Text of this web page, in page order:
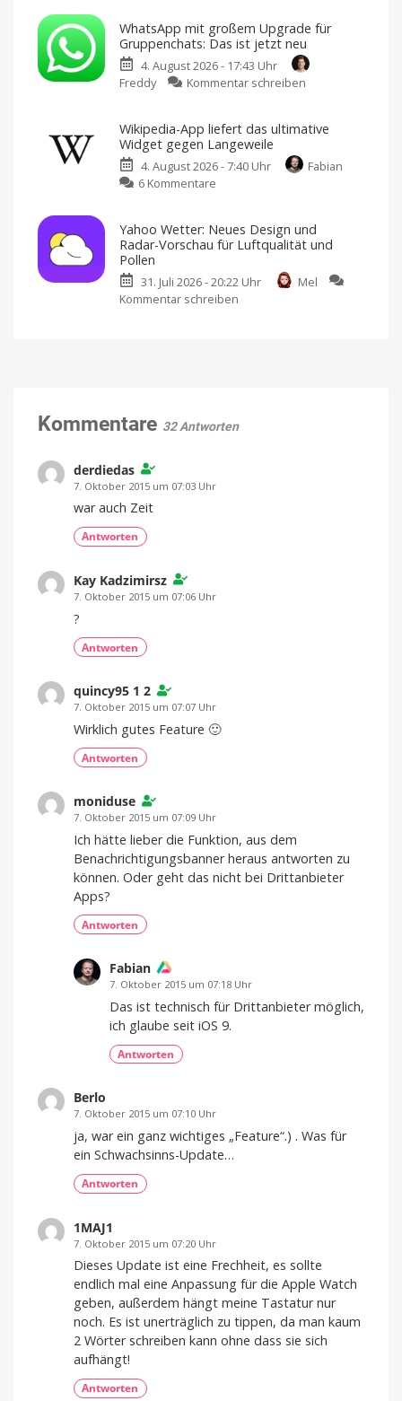
Level
Weitere
und
In-
Bluesky-
Client
kann
jetzt
als
Feed
speichern
laden
WhatsApp mit großem Upgrade für
Gruppenchats: Das ist jetzt neu
4. August 2026 - 17:43 Uhr
Freddy
Kommentar schreiben
großem
für
jetzt
neu
Abstimmungen,
@alle
Wikipedia-App liefert das ultimative
Widget gegen Langeweile
4. August 2026 - 7:40 Uhr
Fabian
6 Kommentare
liefert
das
Widget
gegen
Yahoo Wetter: Neues Design und
Radar-Vorschau für Luftqualität und
Pollen
31. Juli 2026 - 20:22 Uhr
Mel
Kommentar schreiben
Kommentare 32 Antworten
derdiedas
7. Oktober 2015 um 07:03 Uhr
war auch Zeit
Antworten
Kay Kadzimirsz
7. Oktober 2015 um 07:06 Uhr
?
Antworten
quincy95 1 2
7. Oktober 2015 um 07:07 Uhr
Wirklich gutes Feature 🙂
Antworten
moniduse
7. Oktober 2015 um 07:09 Uhr
Ich hätte lieber die Funktion, aus dem
Benachrichtigungsbanner heraus antworten zu
können. Oder geht das nicht bei Drittanbieter
Apps?
Antworten
Fabian
7. Oktober 2015 um 07:18 Uhr
Das ist technisch für Drittanbieter möglich,
ich glaube seit iOS 9.
Antworten
Berlo
7. Oktober 2015 um 07:10 Uhr
ja, war ein ganz wichtiges „Feature“.) . Was für
ein Schwachsinns-Update…
Antworten
1MAJ1
7. Oktober 2015 um 07:20 Uhr
Dieses Update ist eine Frechheit, es sollte
endlich mal eine Anpassung für die Apple Watch
geben, außerdem hängt meine Tastatur nur
noch. Es ist unerträglich zu tippen, da man kaum
2 Wörter schreiben kann ohne dass sie sich
aufhängt!
Antworten